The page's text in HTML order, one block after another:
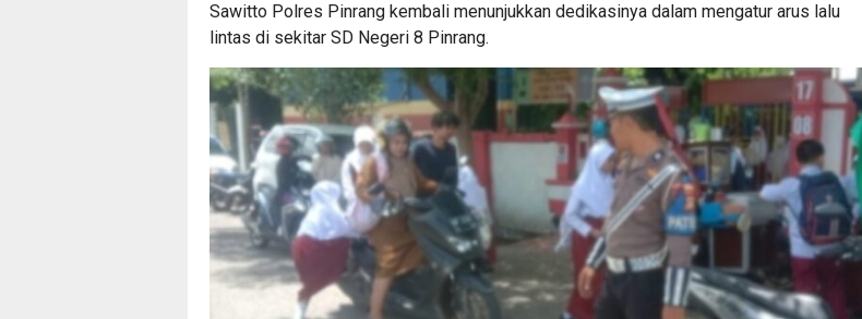
Sawitto Polres Pinrang kembali menunjukkan dedikasinya dalam mengatur arus lalu
lintas di sekitar SD Negeri 8 Pinrang.